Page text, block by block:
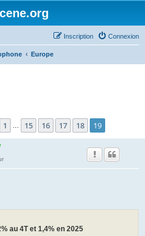
Connexion
Inscription
Europe
19 19
Précédent
1 15 16 17 18 19
au 4T et 1,4% en 2025